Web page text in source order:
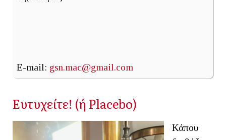
E-mail: gsn.mac@gmail.com
Ευτυχείτε! (ή Placebo)
Κάπου